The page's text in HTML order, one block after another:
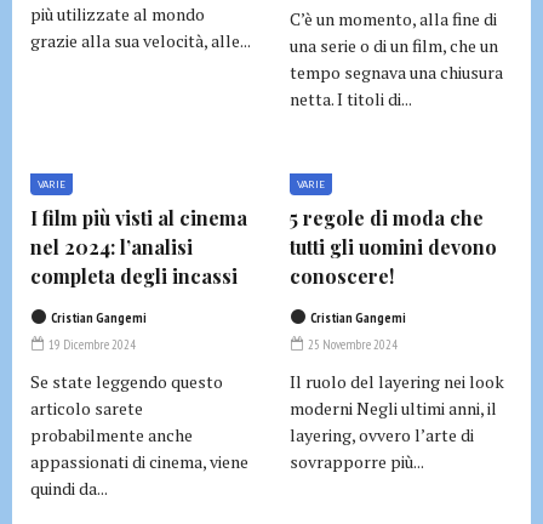
più utilizzate al mondo
grazie alla sua velocità, alle...
C’è un momento, alla fine di
una serie o di un film, che un
tempo segnava una chiusura
netta. I titoli di...
VARIE
I film più visti al cinema
nel 2024: l’analisi
completa degli incassi
Cristian Gangemi
19 Dicembre 2024
Se state leggendo questo
articolo sarete
probabilmente anche
appassionati di cinema, viene
quindi da...
VARIE
5 regole di moda che
tutti gli uomini devono
conoscere!
Cristian Gangemi
25 Novembre 2024
Il ruolo del layering nei look
moderni Negli ultimi anni, il
layering, ovvero l’arte di
sovrapporre più...